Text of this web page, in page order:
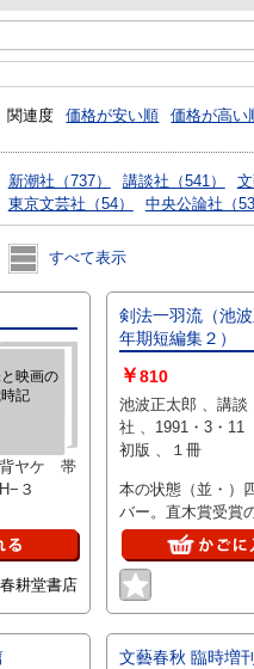
関連度 価格が安い順 価格が高い
新潮社（737） 講談社（541）
東京文芸社（54）
中央公論社（53
すべて表示
映画の
記
ヤケ 帯
３
春耕堂書店
剣法一羽流（池
年期短編集２）
￥810
池波正太郎 、講談
社 、1991・3・11
初版 、１冊
本の状態（並・）
バー。直木賞受賞
が多かった所属し
機関誌」大衆文芸
文藝春秋 臨時増刊 目で見る日